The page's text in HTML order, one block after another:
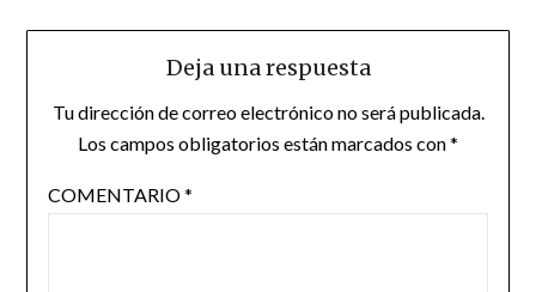
Deja una respuesta
Tu dirección de correo electrónico no será publicada.
Los campos obligatorios están marcados con*
COMENTARIO*